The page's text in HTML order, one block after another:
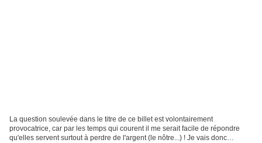
La question soulevée dans le titre de ce billet est volontairement
provocatrice, car par les temps qui courent il me serait facile de répondre
qu'elles servent surtout à perdre de l'argent (le nôtre...) ! Je vais donc